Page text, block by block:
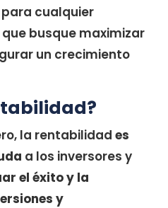
cualquier
busque maximizar
un crecimiento
la rentabilidad es
a los inversores y
el éxito y la
y